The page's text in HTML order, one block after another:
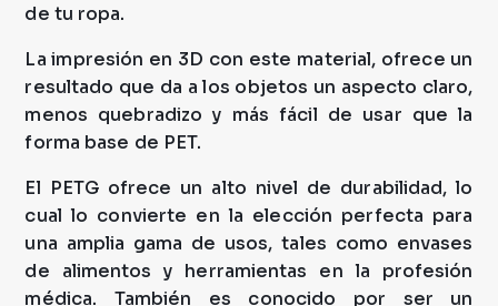
de tu ropa.
La impresión en 3D con este material, ofrece un
resultado que da a los objetos un aspecto claro,
menos quebradizo y más fácil de usar que la
forma base de PET.
El PETG ofrece un alto nivel de durabilidad, lo
cual lo convierte en la elección perfecta para
una amplia gama de usos, tales como envases
de alimentos y herramientas en la profesión
médica. También es conocido por ser un